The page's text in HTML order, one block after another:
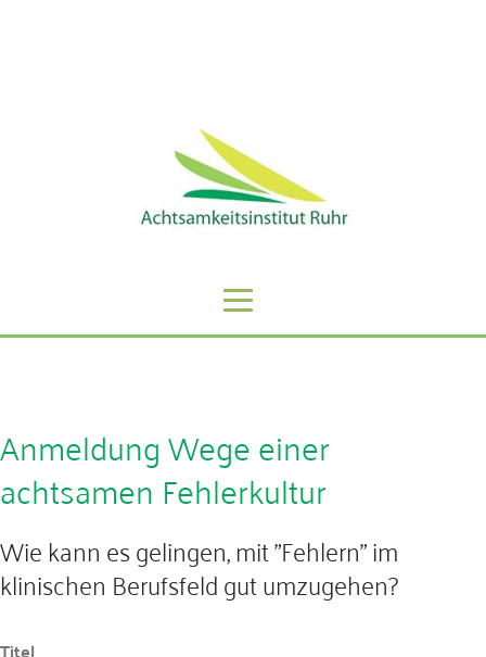
Anmeldung Wege einer
achtsamen Fehlerkultur
Wie kann es gelingen, mit "Fehlern" im
klinischen Berufsfeld gut umzugehen?